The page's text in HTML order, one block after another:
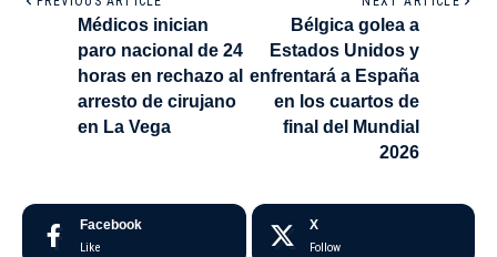
Médicos inician
paro nacional de 24
horas en rechazo al
arresto de cirujano
en La Vega
Bélgica golea a
Estados Unidos y
enfrentará a España
en los cuartos de
final del Mundial
2026
Facebook
Like
X
Follow